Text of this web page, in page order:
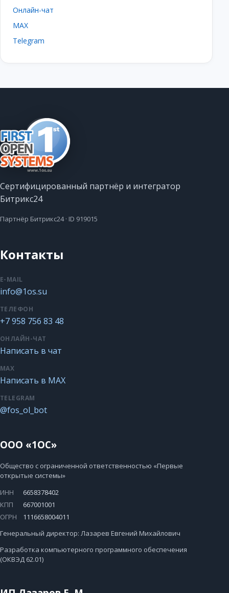
Онлайн-чат
MAX
Telegram
Сертифицированный партнёр и интегратор
Битрикс24
Партнёр Битрикс24 · ID 919015
Контакты
E-MAIL
info@1os.su
ТЕЛЕФОН
+7 958 756 83 48
ОНЛАЙН-ЧАТ
Написать в чат
MAX
Написать в MAX
TELEGRAM
@fos_ol_bot
ООО «1ОС»
Общество с ограниченной ответственностью «Первые
открытые системы»
ИНН
6658378402
КПП
667001001
ОГРН
1116658004011
Генеральный директор: Лазарев Евгений Михайлович
Разработка компьютерного программного обеспечения
(ОКВЭД 62.01)